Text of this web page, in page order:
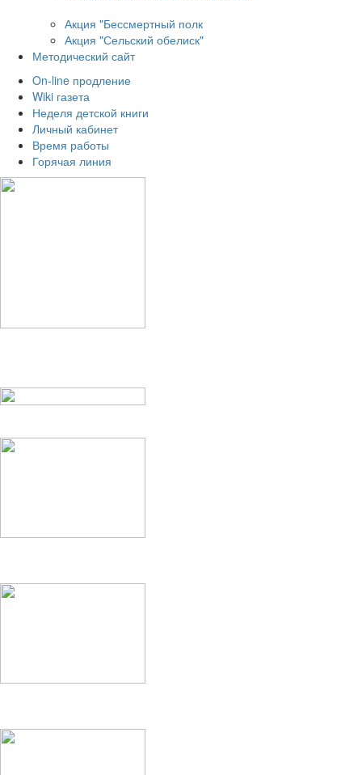
Акция "Бессмертный полк
Акция "Сельский обелиск"
Методический сайт
On-line продление
Wiki газета
Неделя детской книги
Личный кабинет
Время работы
Горячая линия